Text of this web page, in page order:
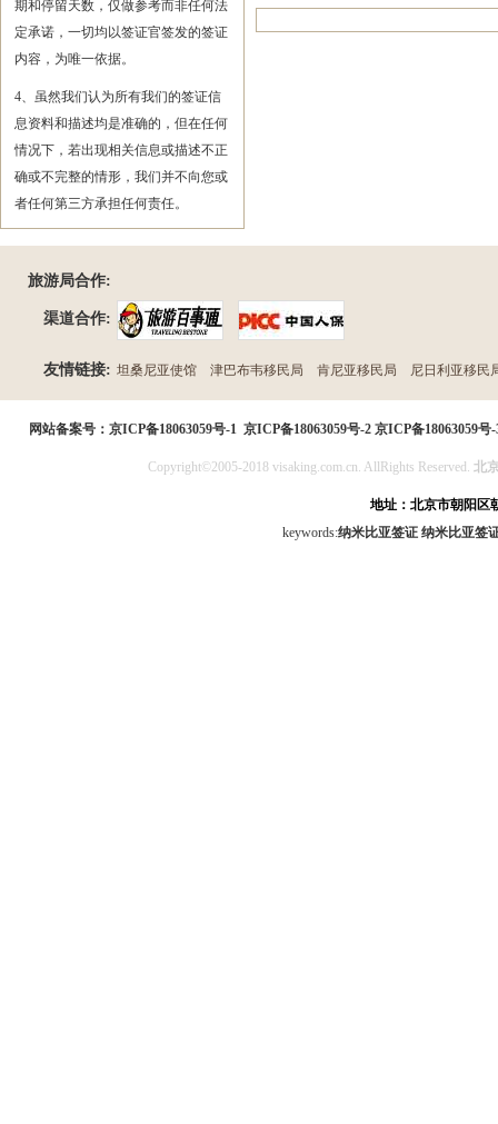
期和停留天数，仅做参考而非任何法
定承诺，一切均以签证官签发的签证
内容，为唯一依据。
4、虽然我们认为所有我们的签证信
息资料和描述均是准确的，但在任何
情况下，若出现相关信息或描述不正
确或不完整的情形，我们并不向您或
者任何第三方承担任何责任。
旅游局合作:
渠道合作:
友情链接: 坦桑尼亚使馆 津巴布韦移民局 肯尼亚移民局 尼日利亚移民
网站备案号： 京ICP备18063059号-1 京ICP备18063059号-2 京ICP备18063059号-
Copyright©2005-2018 visaking.com.cn. AllRights Reserved. 北
地址：北京市朝阳区
keywords:纳米比亚签证 纳米比亚签